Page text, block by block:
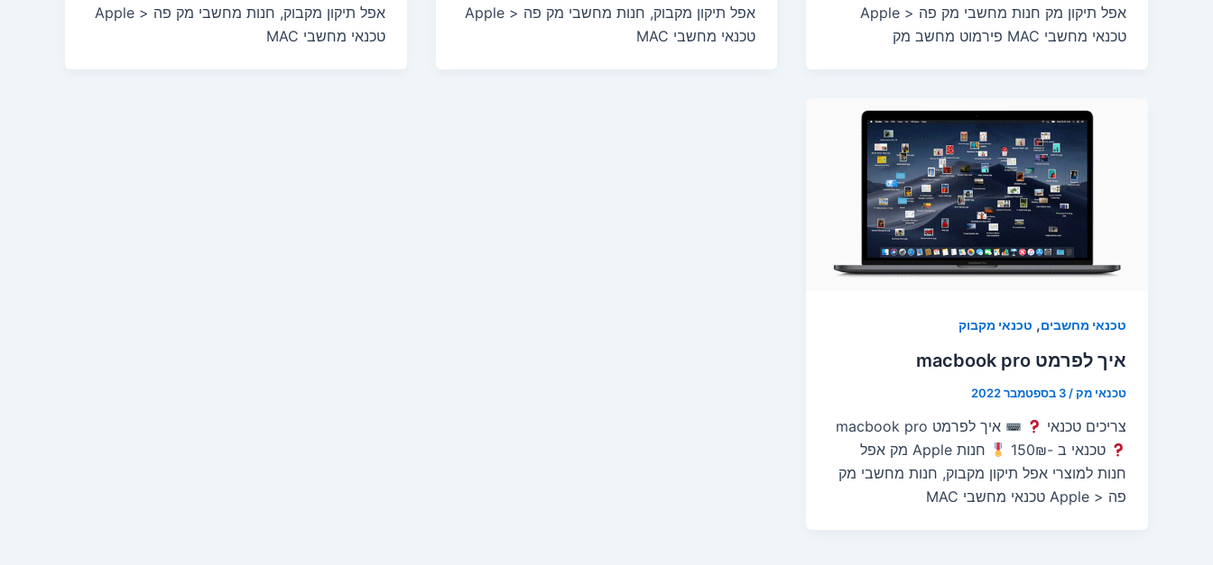
אפל תיקון מק חנות מחשבי מק פה < Apple
טכנאי מחשבי MAC פירמוט מחשב מק
אפל תיקון מקבוק, חנות מחשבי מק פה < Apple
טכנאי מחשבי MAC
אפל תיקון מקבוק, חנות מחשבי מק פה < Apple
טכנאי מחשבי MAC
טכנאי מחשבים, טכנאי מקבוק
איך לפרמט macbook pro
טכנאי מק/ 3 בספטמבר 2022
צריכים טכנאי
איך לפרמט macbook pro
טכנאי ב -150₪
חנות Apple מק אפל
חנות למוצרי אפל תיקון מקבוק, חנות מחשבי מק
פה < Apple טכנאי מחשבי MAC